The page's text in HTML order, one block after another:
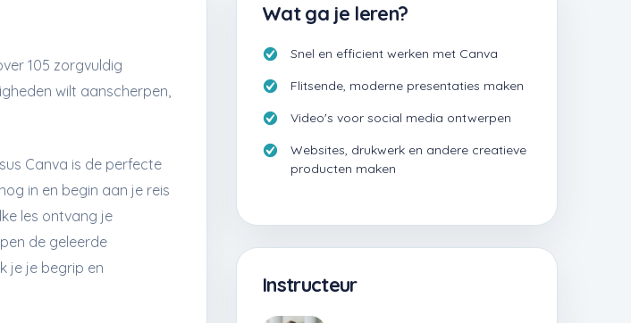
105 zorgvuldig
wilt aanscherpen,
Canva is de perfecte
in en begin aan je reis
les ontvang je
de geleerde
je je begrip en
Wat ga je leren?
Snel en efficient werken met Canva
Flitsende, moderne presentaties maken
Video's voor social media ontwerpen
Websites, drukwerk en andere creatieve
producten maken
Instructeur